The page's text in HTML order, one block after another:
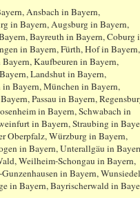
Ansbach in Bayern,
in Bayern, Augsburg in Bayern,
Bayreuth in Bayern, Coburg
in Bayern, Fürth, Hof in Bayern,
Kaufbeuren in Bayern,
Landshut in Bayern,
Bayern, München in Bayern,
Passau in Bayern,
in Bayern, Schwabach in
in Bayern, Straubing in
Oberpfalz, Würzburg in Bayern,
in Bayern, Unterallgäu in
Weilheim-Schongau in Bayern,
in Bayern,
in Bayern, Bayrischerwald in